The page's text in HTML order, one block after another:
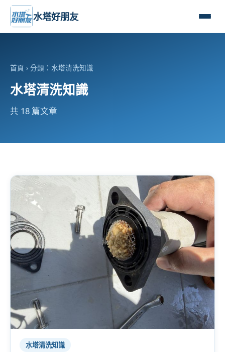
水塔好朋友
首頁 › 分類：水塔清洗知識
水塔清洗知識
共 18 篇文章
水塔清洗知識